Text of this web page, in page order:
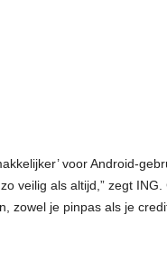
voor Android-
veilig als altijd,” zegt
zowel je pinpas als je